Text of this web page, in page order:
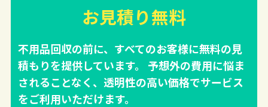
お見積り無料
不用品回収の前に、すべてのお客様に無料の見
積もりを提供しています。 予想外の費用に悩ま
されることなく、透明性の高い価格でサービス
をご利用いただけます。